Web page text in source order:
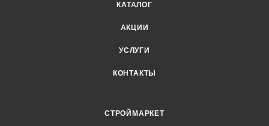
КАТАЛОГ
АКЦИИ
УСЛУГИ
КОНТАКТЫ
СТРОЙМАРКЕТ